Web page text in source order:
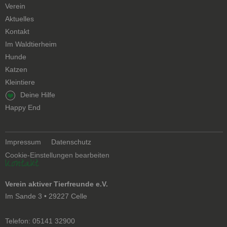
überspringen
Verein
Aktuelles
Kontakt
Navigation
überspringen
Im Waldtierheim
Hunde
Katzen
Kleintiere
Navigation
überspringen
Deine Hilfe
Happy End
Navigation
überspringen
Impressum
Datenschutz
Cookie-Einstellungen bearbeiten
Kontakt
Verein aktiver Tierfreunde e.V.
Im Sande 3 • 29227 Celle
Telefon: 05141 32900